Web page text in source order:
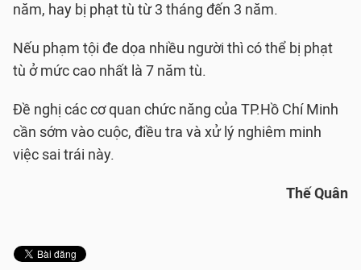
năm, hay bị phạt tù từ 3 tháng đến 3 năm.
Nếu phạm tội đe dọa nhiều người thì có thể bị phạt
tù ở mức cao nhất là 7 năm tù.
Đề nghị các cơ quan chức năng của TP.Hồ Chí Minh
cần sớm vào cuộc, điều tra và xử lý nghiêm minh
việc sai trái này.
Thế Quân